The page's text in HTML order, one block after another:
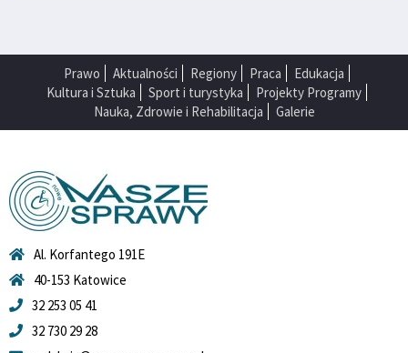
Prawo Aktualności Regiony Praca
Edukacja
Kultura i Sztuka
Sport i turystyka
Projekty Programy
Nauka, Zdrowie i Rehabilitacja
Galerie
Al. Korfantego 191E
40-153 Katowice
32 253 05 41
32 730 29 28